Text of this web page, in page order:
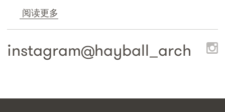
阅读更多
instagram@hayball_arch